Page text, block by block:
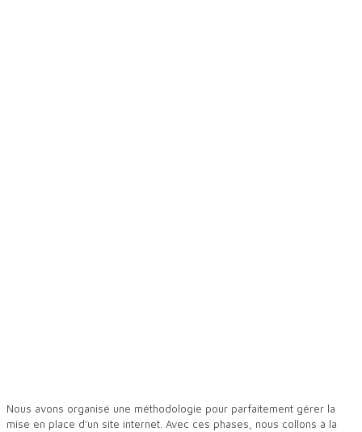
Nous avons organisé une méthodologie pour parfaitement gérer la
mise en place d’un site internet. Avec ces phases, nous collons à la